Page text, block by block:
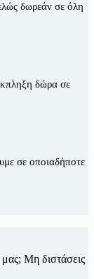
δωρεάν σε όλη
δώρα σε
σε οποιαδήποτε
μας; Μη διστάσεις